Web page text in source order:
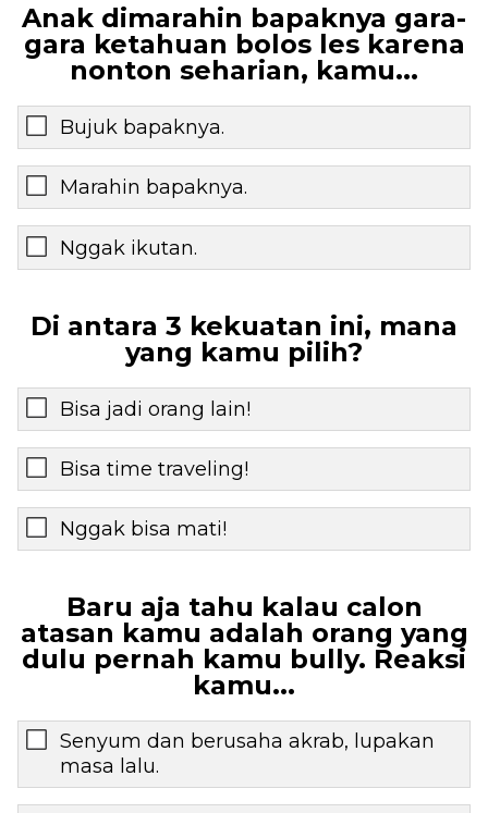
Anak dimarahin bapaknya gara-
gara ketahuan bolos les karena
nonton seharian, kamu...
Bujuk bapaknya.
Marahin bapaknya.
Nggak ikutan.
Di antara 3 kekuatan ini, mana
yang kamu pilih?
Bisa jadi orang lain!
Bisa time traveling!
Nggak bisa mati!
Baru aja tahu kalau calon
atasan kamu adalah orang yang
dulu pernah kamu bully. Reaksi
kamu...
Senyum dan berusaha akrab, lupakan
masa lalu.